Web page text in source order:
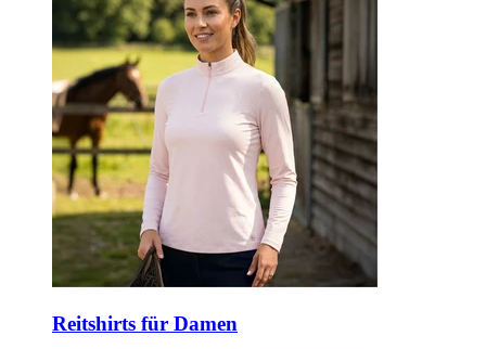
Reitshirts für Damen